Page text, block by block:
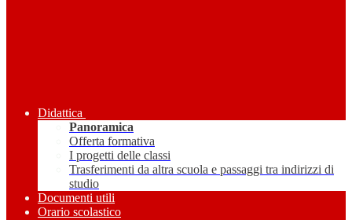
Didattica
Panoramica
Offerta formativa
I progetti delle classi
Trasferimenti da altra scuola e passaggi tra indirizzi di
studio
Documenti utili
Orario scolastico